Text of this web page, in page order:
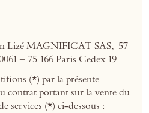
Lizé MAGNIFICAT SAS, 57
– 75 166 Paris Cedex 19
(*) par la présente
contrat portant sur la vente du
services (*) ci-dessous :